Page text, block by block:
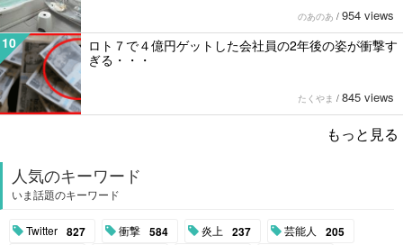
のあのあ / 954 views
10
ロト７で４億円ゲットした会社員の2年後の姿が衝撃す
ぎる・・・
たくやま / 845 views
もっと見る
人気のキーワード
いま話題のキーワード
Twitter 827 衝撃 584 炎上 237 芸能人 205